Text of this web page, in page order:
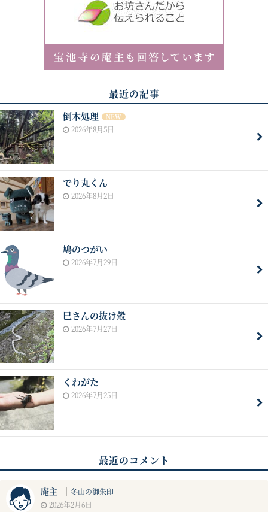
最近の記事
倒木処理 NEW
2026年8月5日
でり丸くん
2026年8月2日
鳩のつがい
2026年7月29日
巳さんの抜け殻
2026年7月27日
くわがた
2026年7月25日
最近のコメント
庵主 ｜ 冬山の御朱印
2026年2月6日